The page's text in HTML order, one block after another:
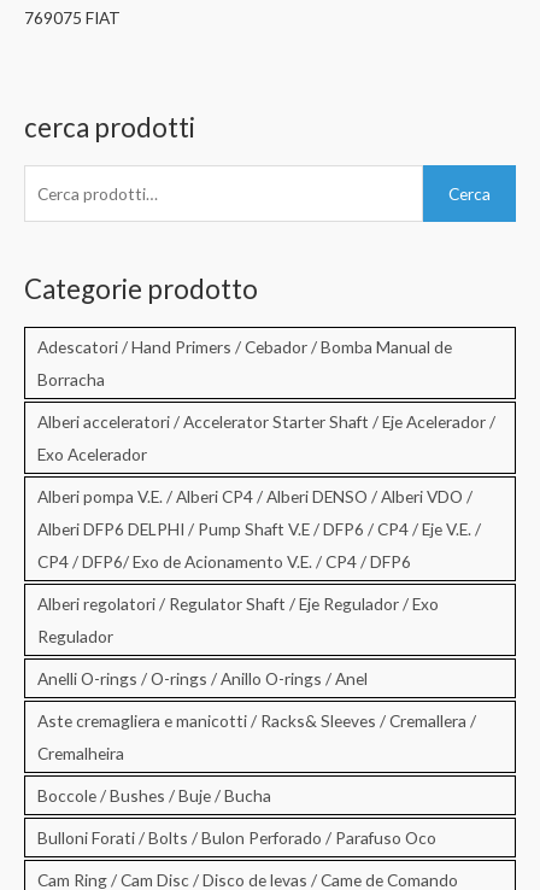
769075 FIAT
cerca prodotti
c
Cerca
Categorie prodotto
Adescatori / Hand Primers / Cebador / Bomba Manual de
Borracha
Alberi acceleratori / Accelerator Starter Shaft / Eje Acelerador /
Exo Acelerador
Alberi pompa V.E. / Alberi CP4 / Alberi DENSO / Alberi VDO /
Alberi DFP6 DELPHI / Pump Shaft V.E / DFP6 / CP4 / Eje V.E. /
CP4 / DFP6/ Exo de Acionamento V.E. / CP4 / DFP6
Alberi regolatori / Regulator Shaft / Eje Regulador / Exo
Regulador
Anelli O-rings / O-rings / Anillo O-rings / Anel
Aste cremagliera e manicotti / Racks& Sleeves / Cremallera /
Cremalheira
Boccole / Bushes / Buje / Bucha
Bulloni Forati / Bolts / Bulon Perforado / Parafuso Oco
Cam Ring / Cam Disc / Disco de levas / Came de Comando